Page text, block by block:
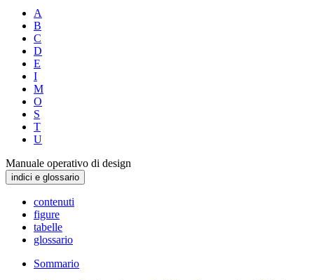
A
B
C
D
E
I
M
O
S
T
U
Manuale operativo di design
indici e glossario
contenuti
figure
tabelle
glossario
Sommario